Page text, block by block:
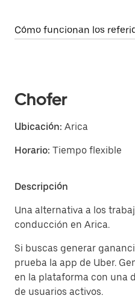
Cómo funcionan los
Chofer
Ubicación: Arica
Horario: Tiempo flexible
Descripción
Una alternativa a los
conducción en Arica.
Si buscas generar
prueba la app de Uber.
en la plataforma con una
de usuarios activos.